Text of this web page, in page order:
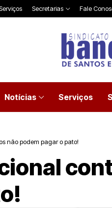
Secretarias Fale
Notícias Serviços
não podem pagar o pato!